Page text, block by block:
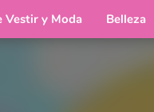
Vestir y Moda Belleza